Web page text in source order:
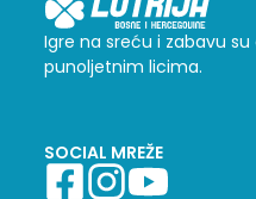
Igre na sreću i zabavu
punoljetnim licima.
SOCIAL MREŽE